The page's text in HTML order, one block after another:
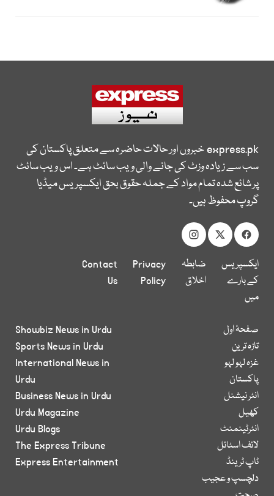
express.pkخبروں اور حالات حاضرہ سے متعلق پاکستان کی
سب سے زیادہ وزٹ کی جانے والی ویب سائٹ ہے۔ اس ویب سائٹ
پر شائع شدہ تمام مواد کے جملہ حقوق بحق ایکسپریس میڈیا
گروپ محفوظ ہیں۔
ایکسپریس
کے بارے
میں
ضابطہ
اخلاق
Privacy
Policy
Contact
Us
صفحۂ اول
تازہ ترین
غزہ لہو لہو
پاکستان
انٹر نیشنل
کھیل
انٹرٹینمنٹ
لائف اسٹائل
ٹاپ ٹرینڈ
دلچسپ و عجیب
Showbiz News in Urdu
Sports News in Urdu
International News in
Urdu
Business News in Urdu
Urdu Magazine
Urdu Blogs
The Express Tribune
Express Entertainment